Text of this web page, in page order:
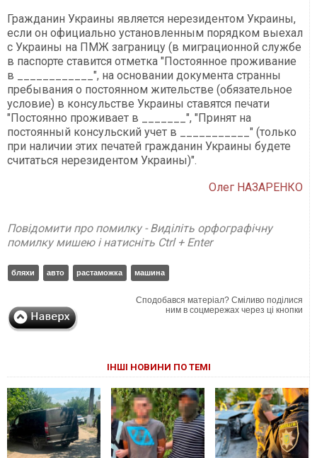
Гражданин Украины является нерезидентом Украины,
если он официально установленным порядком выехал
с Украины на ПМЖ заграницу (в миграционной службе
в паспорте ставится отметка "Постоянное проживание
в ____________", на основании документа странны
пребывания о постоянном жительстве (обязательное
условие) в консульстве Украины ставятся печати
"Постоянно проживает в _______", "Принят на
постоянный консульский учет в ___________" (только
при наличии этих печатей гражданин Украины будете
считаться нерезидентом Украины)".
Олег НАЗАРЕНКО
Повідомити про помилку - Виділіть орфографічну
помилку мишею і натисніть Ctrl + Enter
бляхи авто растаможка машина
Сподобався матеріал? Сміливо поділися
ним в соцмережах через ці кнопки
ІНШІ НОВИНИ ПО ТЕМІ